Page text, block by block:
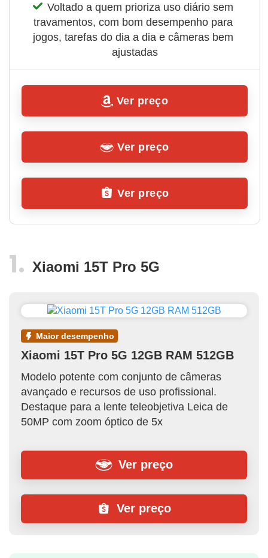
Voltado a quem prioriza uso diário sem
travamentos, com bom desempenho para
jogos, tarefas do dia a dia e câmeras bem
ajustadas
Ver preço
Ver preço
Ver preço
Xiaomi 15T Pro 5G
maior desempenho
Xiaomi 15T Pro 5G 12GB RAM 512GB
Modelo potente com conjunto de câmeras
avançado e recursos de uso profissional.
Destaque para a lente teleobjetiva Leica de
50MP com zoom óptico de 5x
Ver preço
Ver preço